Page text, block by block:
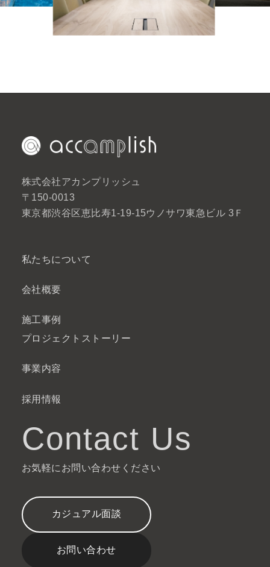
株式会社アカンプリッシュ
〒150-0013
東京都渋谷区恵比寿1-19-15ウノサワ東急ビル 3Ｆ
私たちについて
会社概要
施工事例
プロジェクトストーリー
事業内容
採用情報
Contact Us
お気軽にお問い合わせください
カジュアル面談
お問い合わせ